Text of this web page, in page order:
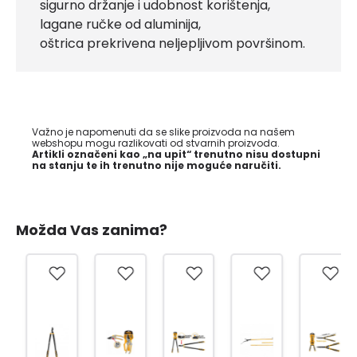
sigurno držanje i udobnost korištenja,
lagane ručke od aluminija,
oštrica prekrivena neljepljivom površinom.
Važno je napomenuti da se slike proizvoda na našem
webshopu mogu razlikovati od stvarnih proizvoda.
Artikli označeni kao „na upit“ trenutno nisu dostupni
na stanju te ih trenutno nije moguće naručiti.
Možda Vas zanima?